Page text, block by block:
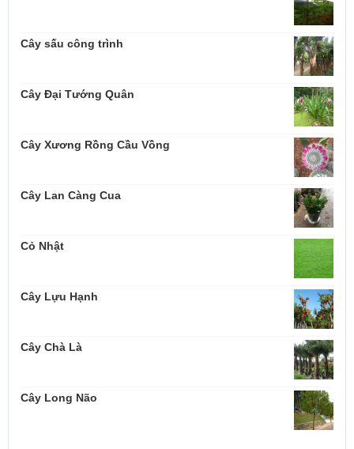
Cây sấu công trình
Cây Đại Tướng Quân
Cây Xương Rồng Cầu Vồng
Cây Lan Càng Cua
Cỏ Nhật
Cây Lựu Hạnh
Cây Chà Là
Cây Long Não